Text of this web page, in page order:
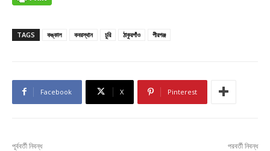
TAGS কঙ্কাল কবরস্থান চুরি ঠাকুরগাঁও পীরগঞ্জ
Facebook X Pinterest
পূর্ববর্তী নিবন্ধ পরবর্তী নিবন্ধ